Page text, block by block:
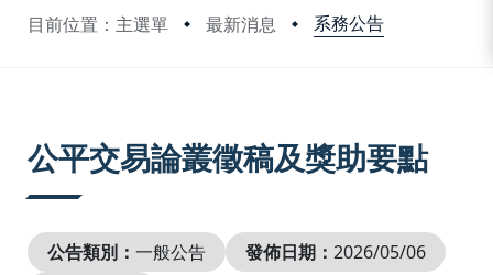
目前位置：主選單 最新消息 系務公告
公平交易論叢徵稿及獎助要點
公告類別： 一般公告 發佈日期： 2026/05/06